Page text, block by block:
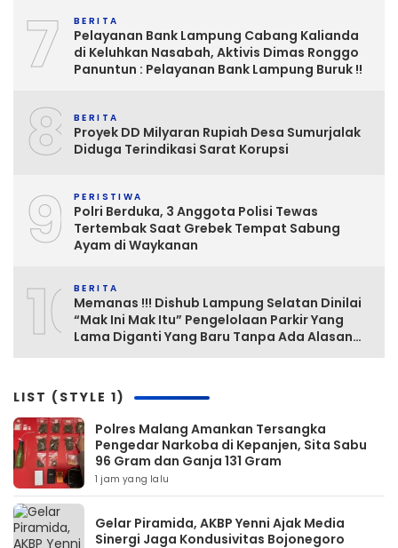
7 BERITA
Pelayanan Bank Lampung Cabang Kalianda
di Keluhkan Nasabah, Aktivis Dimas Ronggo
Panuntun : Pelayanan Bank Lampung Buruk !!
8 BERITA
Proyek DD Milyaran Rupiah Desa Sumurjalak
Diduga Terindikasi Sarat Korupsi
9 PERISTIWA
Polri Berduka, 3 Anggota Polisi Tewas
Tertembak Saat Grebek Tempat Sabung
Ayam di Waykanan
10BERITA
Memanas !!! Dishub Lampung Selatan Dinilai
“Mak Ini Mak Itu” Pengelolaan Parkir Yang
Lama Diganti Yang Baru Tanpa Ada Alasan
LIST (STYLE 1)
Polres Malang Amankan Tersangka
Pengedar Narkoba di Kepanjen, Sita Sabu
96 Gram dan Ganja 131 Gram
1 jam yang lalu
Gelar Piramida, AKBP Yenni Ajak Media
Sinergi Jaga Kondusivitas Bojonegoro